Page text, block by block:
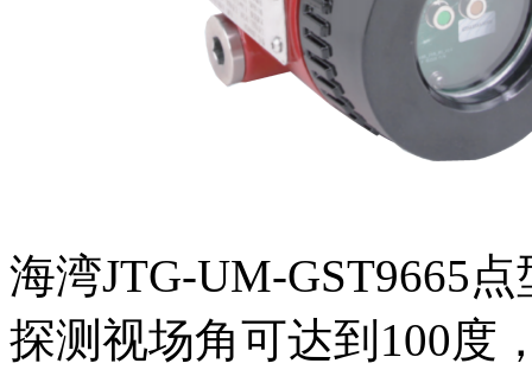
海湾JTG-UM-GST9665
探测视场角可达到100度